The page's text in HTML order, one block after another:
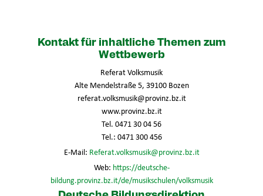
Kontakt für inhaltliche Themen zum
Wettbewerb
Referat Volksmusik
Alte Mendelstraße 5, 39100 Bozen
referat.volksmusik@provinz.bz.it
www.provinz.bz.it
Tel. 0471 30 04 56
Tel.: 0471 300 456
E-Mail: Referat.volksmusik@provinz.bz.it
Web: https://deutsche-
bildung.provinz.bz.it/de/musikschulen/volksmusik